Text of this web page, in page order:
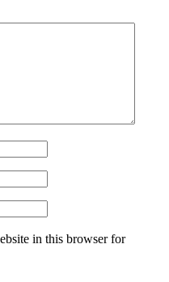
in this browser for